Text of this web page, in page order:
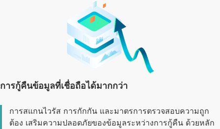
การกู้คืนข้อมูลที่เชื่อถือได้มากกว่า
การสแกนไวรัส การกักกัน และมาตรการตรวจสอบความถูก
ต้อง เสริมความปลอดภัยของข้อมูลระหว่างการกู้คืน ด้วยหลัก